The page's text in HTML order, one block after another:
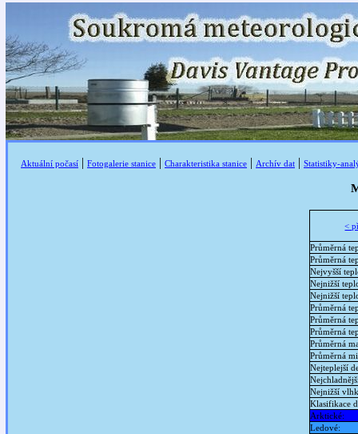
Aktuální počasí | Fotogalerie stanice | Charakteristika stanice | Archív dat | Statistiky-
<
Průměrná
Průměrná
Nejvyšší
Nejnižší
Nejnižší
Průměrná
Průměrná
Průměrná
Průměrná
Průměrná
Nejteplejší
Nejnižší
Klasifikace
Arktické:
Ledové: